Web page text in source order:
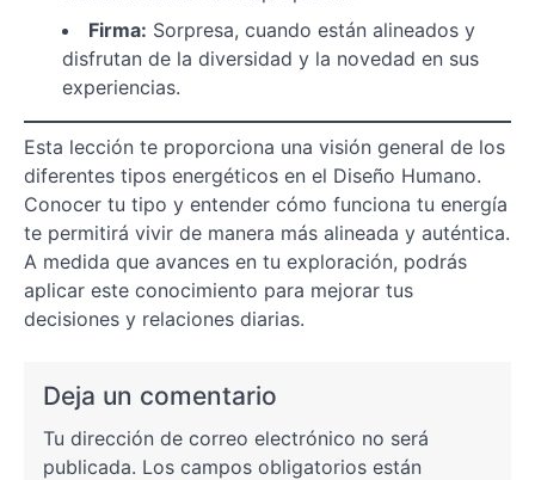
Firma: Sorpresa, cuando están alineados y
disfrutan de la diversidad y la novedad en sus
experiencias.
Esta lección te proporciona una visión general de los
diferentes tipos energéticos en el Diseño Humano.
Conocer tu tipo y entender cómo funciona tu energía
te permitirá vivir de manera más alineada y auténtica.
A medida que avances en tu exploración, podrás
aplicar este conocimiento para mejorar tus
decisiones y relaciones diarias.
Deja un comentario
Tu dirección de correo electrónico no será
publicada. Los campos obligatorios están